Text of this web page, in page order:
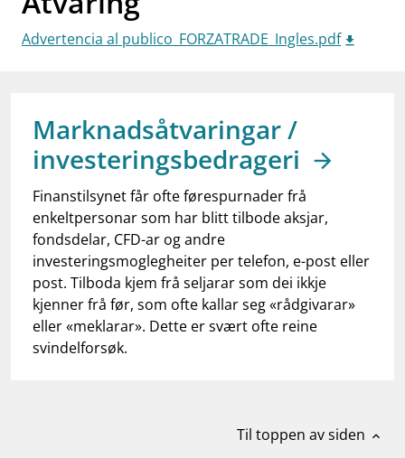
work_outlineJobb hos oss
dashboardInformasjon for investorer
Advertencia al publico_FORZATRADE_Ingles.pdf
Marknadsåtvaringar /
investeringsbedrageri
Finanstilsynet får ofte førespurnader frå
enkeltpersonar som har blitt tilbode aksjar,
fondsdelar, CFD-ar og andre
investeringsmoglegheiter per telefon, e-post eller
post. Tilboda kjem frå seljarar som dei ikkje
kjenner frå før, som ofte kallar seg «rådgivarar»
eller «meklarar». Dette er svært ofte reine
svindelforsøk.
Til toppen av siden expand_less